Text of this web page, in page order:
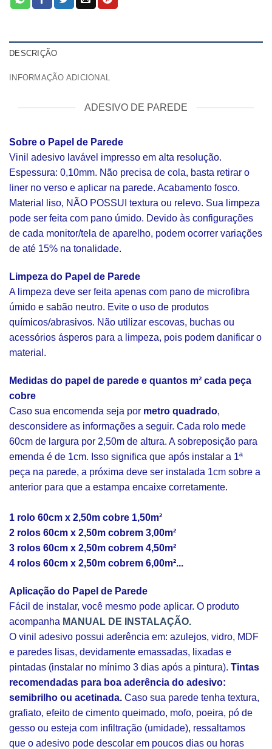
DESCRIÇÃO
INFORMAÇÃO ADICIONAL
ADESIVO DE PAREDE
Sobre o Papel de Parede
Vinil adesivo lavável impresso em alta resolução.
Espessura: 0,10mm. Não precisa de cola, basta retirar o
liner no verso e aplicar na parede. Acabamento fosco.
Material liso, NÃO POSSUI textura ou relevo. Sua limpeza
pode ser feita com pano úmido. Devido às configurações
de cada monitor/tela de aparelho, podem ocorrer variações
de até 15% na tonalidade.
Limpeza do Papel de Parede
A limpeza deve ser feita apenas com pano de microfibra
úmido e sabão neutro. Evite o uso de produtos
químicos/abrasivos. Não utilizar escovas, buchas ou
acessórios ásperos para a limpeza, pois podem danificar o
material.
Medidas do papel de parede e quantos m² cada peça
cobre
Caso sua encomenda seja por metro quadrado,
desconsidere as informações a seguir. Cada rolo mede
60cm de largura por 2,50m de altura. A sobreposição para
emenda é de 1cm. Isso significa que após instalar a 1ª
peça na parede, a próxima deve ser instalada 1cm sobre a
anterior para que a estampa encaixe corretamente.
1 rolo 60cm x 2,50m cobre 1,50m²
2 rolos 60cm x 2,50m cobrem 3,00m²
3 rolos 60cm x 2,50m cobrem 4,50m²
4 rolos 60cm x 2,50m cobrem 6,00m²...
Aplicação do Papel de Parede
Fácil de instalar, você mesmo pode aplicar. O produto
acompanha MANUAL DE INSTALAÇÃO.
O vinil adesivo possui aderência em: azulejos, vidro, MDF
e paredes lisas, devidamente emassadas, lixadas e
pintadas (instalar no mínimo 3 dias após a pintura). Tintas
recomendadas para boa aderência do adesivo:
semibrilho ou acetinada. Caso sua parede tenha textura,
grafiato, efeito de cimento queimado, mofo, poeira, pó de
gesso ou esteja com infiltração (umidade), ressaltamos
que o adesivo pode descolar em poucos dias ou horas